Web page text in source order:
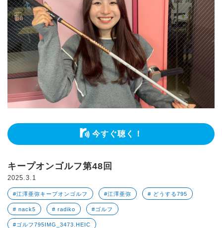
今すぐ聴く！
キープオンゴルフ第48回
2025.3.1
#江澤亜弥キープオンゴルフ #江澤亜弥 # どうする795
# nack5 # radiko #ゴルフ
#ゴルフ795IMG_3473.HEIC